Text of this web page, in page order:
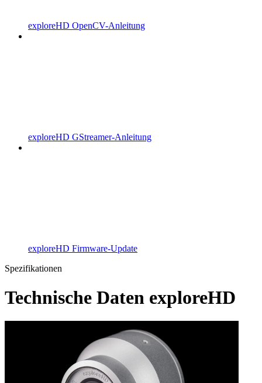
exploreHD OpenCV-Anleitung
exploreHD GStreamer-Anleitung
exploreHD Firmware-Update
Spezifikationen
Technische Daten exploreHD